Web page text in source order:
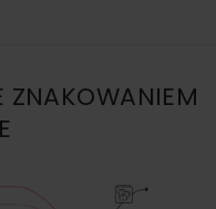
ZNAKOWANIEM